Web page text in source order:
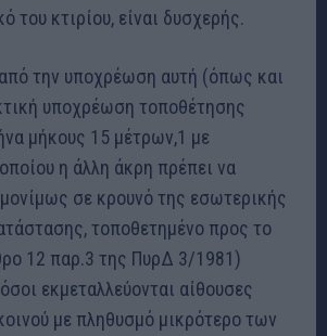
του κτιρίου, είναι δυσχερής.
την υποχρέωση αυτή (όπως και
υποχρέωση τοποθέτησης
μήκους 15 μέτρων,1 με
η άλλη άκρη πρέπει να
σε κρουνό της εσωτερικής
τοποθετημένο προς το
12 παρ.3 της ΠυρΔ 3/1981)
εκμεταλλεύονται αίθουσες
με πληθυσμό μικρότερο των